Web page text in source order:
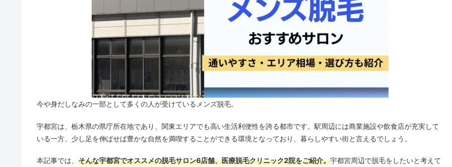
今や身だしなみの一部として多くの人が受けているメンズ脱毛。
宇都宮は、栃木県の県庁所在地であり、関東エリアでも高い生活利便性を誇る都市です。駅周辺には商業施設や飲食店が充実して
いる一方、少し足を伸ばせば豊かな自然を満喫することができる環境となっており、暮らしやすい街と言えるでしょう。
本記事では、そんな宇都宮でオススメの脱毛サロン6店舗、医療脱毛クリニック2院をご紹介。宇都宮周辺で脱毛をしたいと考えて